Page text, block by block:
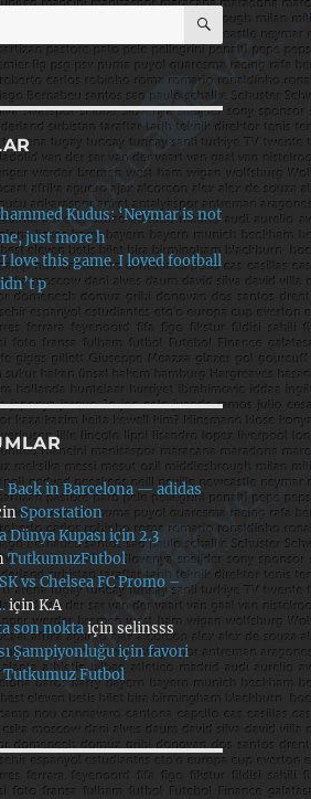
ARA
Kudus: ‘Neymar is not
just more h
love this game. I loved football
p
Back in Barcelona — adidas
Sporstation
Dünya Kupası için 2.3
TutkumuzFutbol
vs Chelsea FC Promo –
içinK.A
son noktaiçinselinsss
Şampiyonluğu için favori
Tutkumuz Futbol